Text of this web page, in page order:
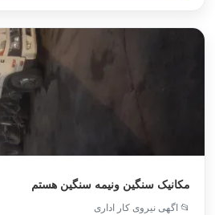
مکانیک سنگین ونیمه سنگین هستم
📂 اگهی نیروی کار اداری